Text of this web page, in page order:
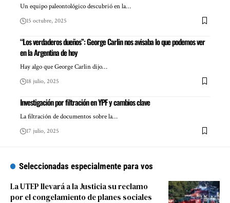
Un equipo paleontológico descubrió en la…
15 octubre, 2025
“Los verdaderos dueños”: George Carlin nos avisaba lo que podemos ver
en la Argentina de hoy
Hay algo que George Carlin dijo…
18 julio, 2025
Investigación por filtración en YPF y cambios clave
La filtración de documentos sobre la…
17 julio, 2025
Seleccionadas especialmente para vos
La UTEP llevará a la Justicia su reclamo
por el congelamiento de planes sociales